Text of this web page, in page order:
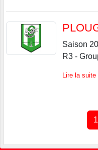
Saison
R3 -
Lire la suite
1